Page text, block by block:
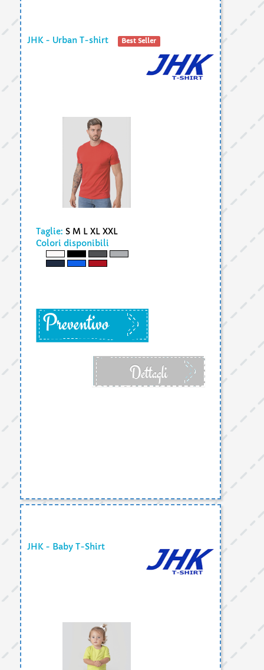
JHK - Urban T-shirt Best Seller
Taglie: S M L XL XXL
Colori disponibili
Preventivo
Dettagli
JHK - Baby T-Shirt